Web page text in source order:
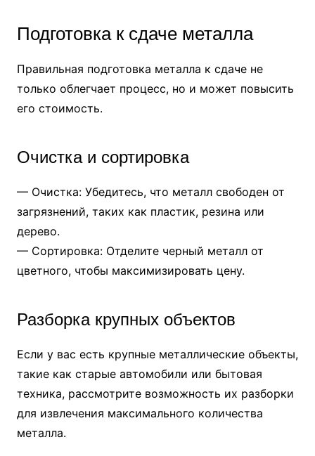
Подготовка к сдаче металла
Правильная подготовка металла к сдаче не
только облегчает процесс, но и может повысить
его стоимость.
Очистка и сортировка
— Очистка: Убедитесь, что металл свободен от
загрязнений, таких как пластик, резина или
дерево.
— Сортировка: Отделите черный металл от
цветного, чтобы максимизировать цену.
Разборка крупных объектов
Если у вас есть крупные металлические объекты,
такие как старые автомобили или бытовая
техника, рассмотрите возможность их разборки
для извлечения максимального количества
металла.